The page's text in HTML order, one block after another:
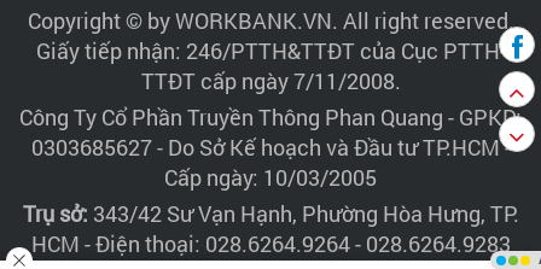
Copyright © by WORKBANK.VN. All right reserved.
Giấy tiếp nhận: 246/PTTH&TTĐT của Cục PTTH-
TTĐT cấp ngày 7/11/2008.
Công Ty Cổ Phần Truyền Thông Phan Quang - GPKD:
0303685627 - Do Sở Kế hoạch và Đầu tư TP.HCM -
Cấp ngày: 10/03/2005
Trụ sở: 343/42 Sư Vạn Hạnh, Phường Hòa Hưng, TP.
HCM - Điện thoại: 028.6264.9264 - 028.6264.9283